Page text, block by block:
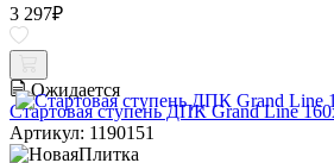
3 297₽
Ожидается
Стартовая ступень ДПК Grand Line
Артикул: 1190151